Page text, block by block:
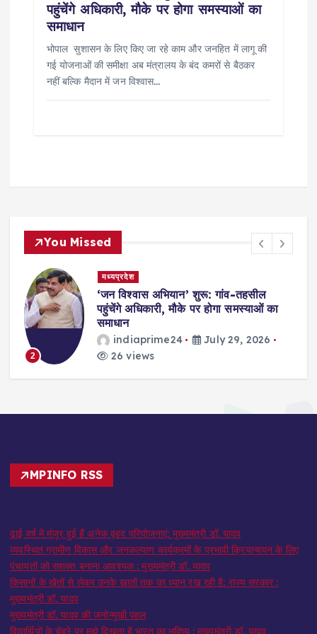
पहुंचेंगे अधिकारी, मौके पर होगा समस्याओं का
समाधान
भोपाल सुशासन के लिए किए जा रहे काम और जनहित में लागू की
गई योजनाओं की समीक्षा अब मंत्रालय के बंद कमरों से बैठकर
नहीं बल्कि मैदान में जन विश्वास…
You Missed
2
मध्यप्रदेश
‘जन विश्वास अभियान’ शुरू: गांव-तहसील
पहुंचेंगे अधिकारी, मौके पर होगा समस्याओं का
समाधान
indiaprime24
July 29, 2026
26 views
MPINFO RSS
ढाई वर्ष में मंजूर हुई हैं अनेक वृहद परियोजनाएं: मुख्यमंत्री डॉ. यादव
व्यवस्थित ग्रामीण विकास और जनकल्याण कार्यक्रमों के प्रभावी क्रियान्वयन के लिए
पंचायतों को सशक्त बनाना आवश्यक : मुख्यमंत्री डॉ. यादव
किसानों के खेतों से लेकर उनके खातों तक का ध्यान रख रही है: राज्य सरकार :
मुख्यमंत्री डॉ. यादव
मुख्यमंत्री डॉ. यादव की जनोन्मुखी पहल
विद्यार्थियों के चेहरे पर मुझे दिखता है भारत का भविष्य : मुख्यमंत्री डॉ. यादव